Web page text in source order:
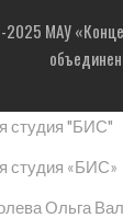
МАУ
студия "БИС"
студия «БИС»
Ольга